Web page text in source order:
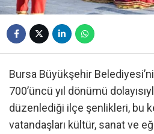
Bursa Büyükşehir
700’üncü yıl dönümü
düzenlediği ilçe şenlikleri, bu
vatandaşları kültür, sanat ve